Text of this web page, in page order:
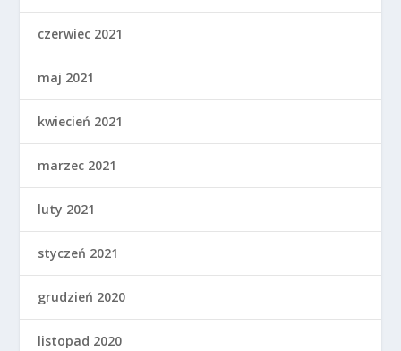
czerwiec 2021
maj 2021
kwiecień 2021
marzec 2021
luty 2021
styczeń 2021
grudzień 2020
listopad 2020